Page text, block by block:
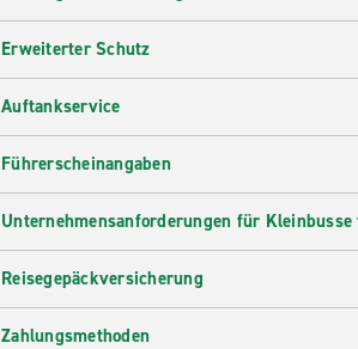
Erweiterter Schutz
Auftankservice
Führerscheinangaben
Unternehmensanforderungen für
Reisegepäckversicherung
Zahlungsmethoden